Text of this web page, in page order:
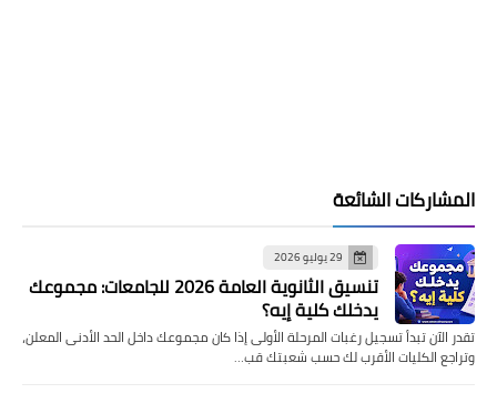
المشاركات الشائعة
29 يوليو 2026
تنسيق الثانوية العامة 2026 للجامعات: مجموعك
يدخلك كلية إيه؟
تقدر الآن تبدأ تسجيل رغبات المرحلة الأولى إذا كان مجموعك داخل الحد الأدنى المعلن،
وتراجع الكليات الأقرب لك حسب شعبتك قب…